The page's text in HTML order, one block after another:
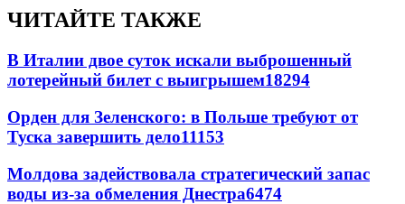
ЧИТАЙТЕ ТАКЖЕ
В Италии двое суток искали выброшенный
лотерейный билет с выигрышем18294
Орден для Зеленского: в Польше требуют от
Туска завершить дело11153
Молдова задействовала стратегический запас
воды из-за обмеления Днестра6474